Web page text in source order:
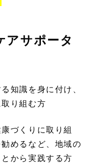
アサポータ
知識を身に付け、
り組む方
づくりに取り組
めるなど、地域の
から実践する方